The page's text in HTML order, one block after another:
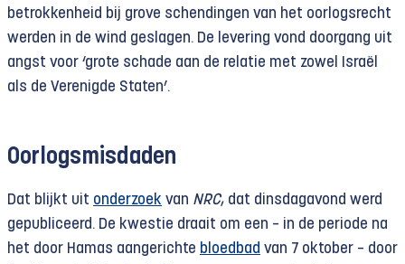
betrokkenheid bij grove schendingen van het oorlogs­recht
werden in de wind geslagen. De levering vond doorgang uit
angst voor ‘grote schade aan de relatie met zowel Israël
als de Verenigde Staten’.
Oorlogsmisdaden
Dat blijkt uit onderzoek van NRC, dat dinsdagavond werd
gepubliceerd. De kwestie draait om een – in de periode na
het door Hamas aangerichte bloedbad van 7 oktober – door